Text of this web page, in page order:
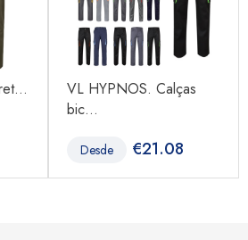
VL HYPNOS. Calças
bic...
Desde €21.08